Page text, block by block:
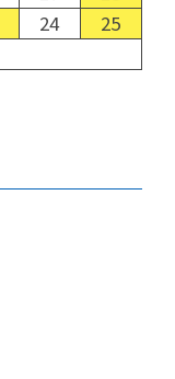
24
25